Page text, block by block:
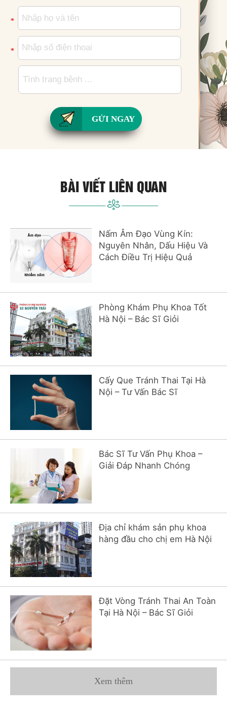
*
*
GỬI NGAY
BÀI VIẾT LIÊN QUAN
Nấm Âm Đạo Vùng Kín:
Nguyên Nhân, Dấu Hiệu Và
Cách Điều Trị Hiệu Quả
Phòng Khám Phụ Khoa Tốt
Hà Nội – Bác Sĩ Giỏi
Cấy Que Tránh Thai Tại Hà
Nội – Tư Vấn Bác Sĩ
Bác Sĩ Tư Vấn Phụ Khoa –
Giải Đáp Nhanh Chóng
Địa chỉ khám sản phụ khoa
hàng đầu cho chị em Hà Nội
Đặt Vòng Tránh Thai An Toàn
Tại Hà Nội – Bác Sĩ Giỏi
Xem thêm